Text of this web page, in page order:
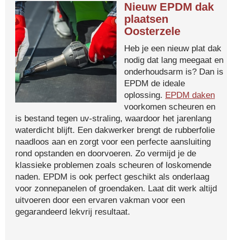
Nieuw EPDM dak
plaatsen
Oosterzele
Heb je een nieuw plat dak
nodig dat lang meegaat en
onderhoudsarm is? Dan is
EPDM de ideale
oplossing. EPDM daken
voorkomen scheuren en
is bestand tegen uv-straling, waardoor het jarenlang
waterdicht blijft. Een dakwerker brengt de rubberfolie
naadloos aan en zorgt voor een perfecte aansluiting
rond opstanden en doorvoeren. Zo vermijd je de
klassieke problemen zoals scheuren of loskomende
naden. EPDM is ook perfect geschikt als onderlaag
voor zonnepanelen of groendaken. Laat dit werk altijd
uitvoeren door een ervaren vakman voor een
gegarandeerd lekvrij resultaat.